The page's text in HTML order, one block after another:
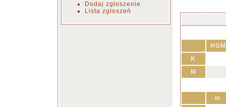
Dodaj zgłoszenie
Lista zgłoszeń
HGM
K
M
m